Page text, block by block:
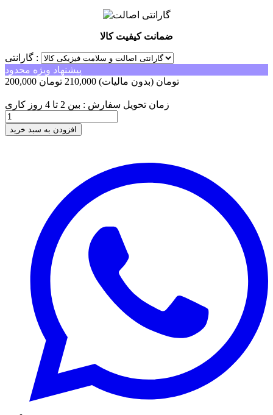
ضمانت کیفیت کالا
گارانتی :
پیشنهاد ویژه محدود
200,000 تومان (بدون مالیات) 210,000 تومان
زمان تحویل سفارش : بین 2 تا 4 روز کاری
افزودن به سبد خرید